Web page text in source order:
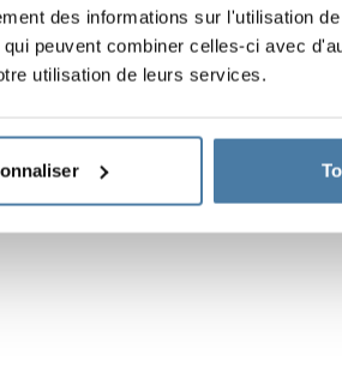
des informations sur l'utilisation
peuvent combiner celles-ci avec
utilisation de leurs services.